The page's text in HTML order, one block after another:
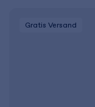
Gratis Versand